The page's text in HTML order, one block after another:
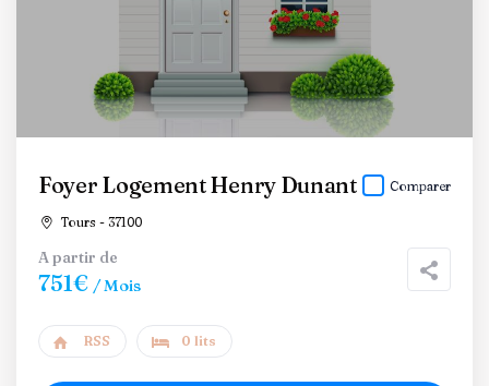
Foyer Logement Henry Dunant
Tours - 37100
Comparer
A partir de
751€ / Mois
RSS 0 lits